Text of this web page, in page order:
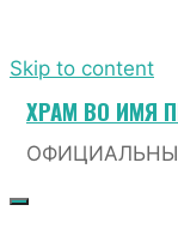
Skip to content
ХРАМ ВО ИМЯ